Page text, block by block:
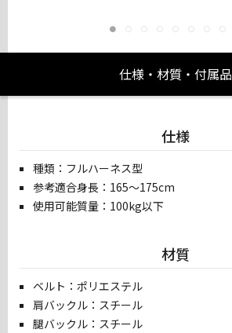
仕様・材質・付属品
仕様
種類：フルハーネス型
参考適合身長：165～175cm
使用可能質量：100kg以下
材質
ベルト：ポリエステル
肩バックル：スチール
腿バックル：スチール